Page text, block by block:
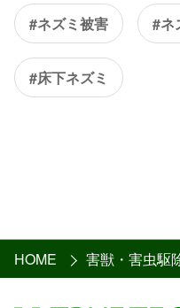
#ネズミ被害 #ネ
#床下ネズミ
HOME 害獣・害虫駆